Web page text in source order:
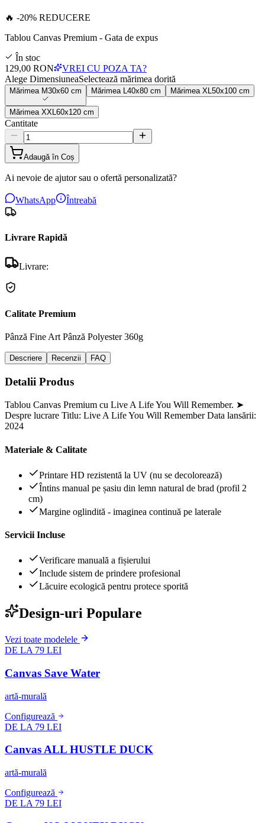
🔥 -20% REDUCERE
Tablou Canvas Premium - Gata de expus
În stoc
129,00 RON
VREI CU POZA TA?
Alege DimensiuneaSelectează mărimea dorită
Mărimea M30x60 cm Mărimea 40x80 cm Mărimea XL 50x100 cm
Mărimea XXL 60x120 cm
Cantitate
Adaugă în Coș
Ai nevoie de ajutor sau o ofertă personalizată?
WhatsApp Întreabă
Livrare Rapidă
Livrare:
Calitate Premium
Pânză Fine Art Pânză Polyester 360g
Descriere Recenzii FAQ
Detalii Produs
Tablou Canvas Premium cu Live A Life You Will Remember. ➤
Despre lucrare Titlu: Live A Life You Will Remember Data lansării:
2024
Materiale & Calitate
Printare HD rezistentă la UV (nu se decolorează)
Întins manual pe șasiu din lemn natural de brad (profil 2
cm)
Margine oglindită - imaginea continuă pe laterale
Servicii Incluse
Verificare manuală a fișierului
Include sistem de prindere profesional
Lăcuire ecologică pentru protece sporită
Design-uri Populare
Vezi toate modelele
DE LA 79 LEI
Canvas Save Water
artă-murală
Configurează
DE LA 79 LEI
Canvas ALL HUSTLE DUCK
artă-murală
Configurează
DE LA 79 LEI